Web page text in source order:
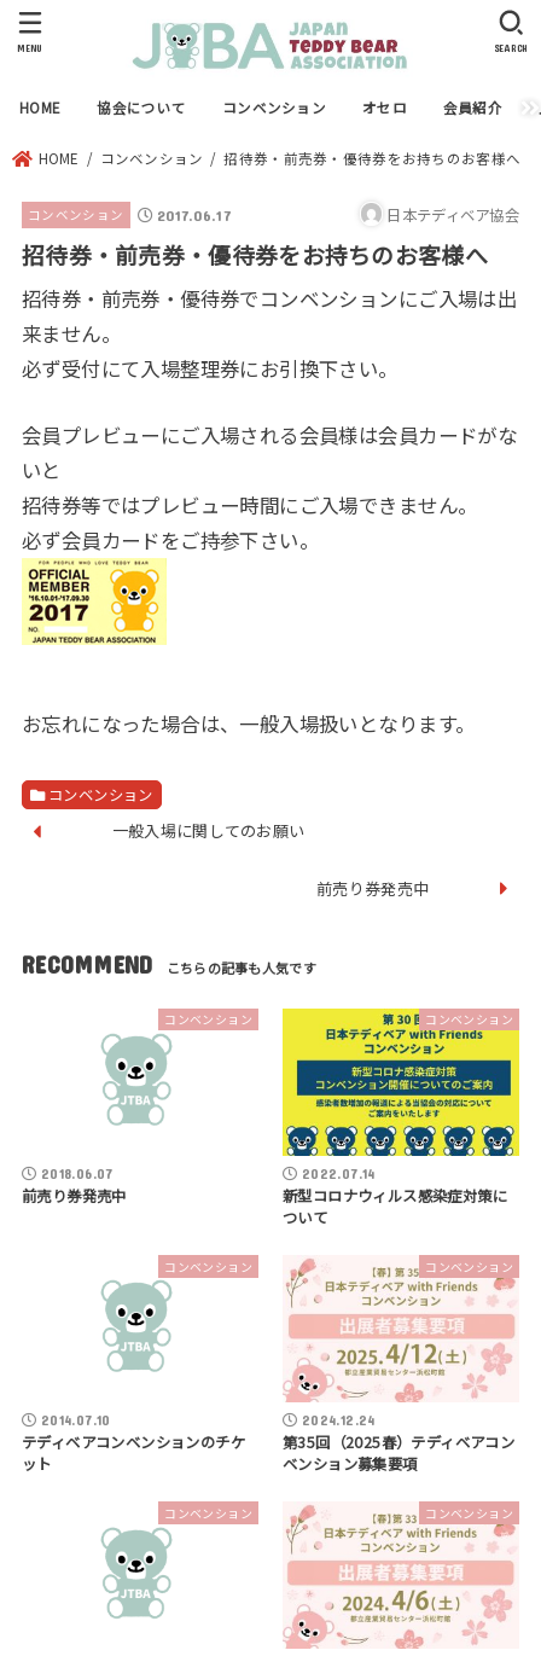
HOME 協会について コンベンション オセロ 会員紹介
SEARCH
MENU
HOME コンベンション 招待券・前売券・優待券をお持ちのお客様へ
コンベンション 2017.06.17 日本テディベア協会
招待券・前売券・優待券をお持ちのお客様へ
招待券・前売券・優待券でコンベンションにご入場は出
来ません。
必ず受付にて入場整理券にお引換下さい。
会員プレビューにご入場される会員様は会員カードがな
いと
招待券等ではプレビュー時間にご入場できません。
必ず会員カードをご持参下さい。
お忘れになった場合は、一般入場扱いとなります。
コンベンション
一般入場に関してのお願い
前売り券発売中
RECOMMEND
コンベンション
2018.06.07
前売り券発売中
コンベンション
2022.07.14
新型コロナウィルス感染症対策に
ついて
コンベンション
2014.07.10
テディベアコンベンションのチケ
ット
コンベンション
2024.12.24
第35回（2025春）テディベアコン
ベンション募集要項
コンベンション コンベンション